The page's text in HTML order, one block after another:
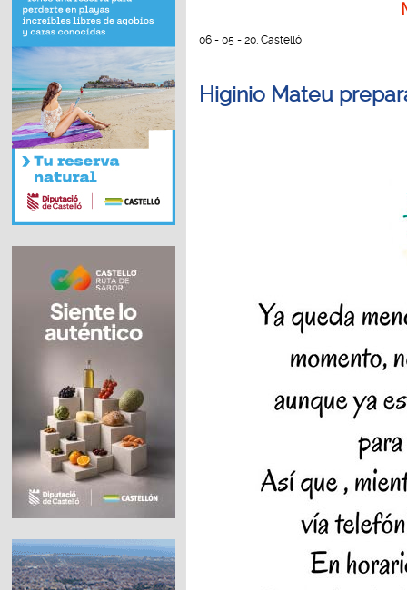
06 - 05 - 20, Castelló
Higinio Mateu